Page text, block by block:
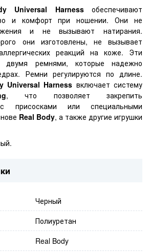
Universal Harnessобеспечивают
и комфорт при ношении. Они не
и не вызывают натирания.
они изготовлены, не вызывает
реакций на коже. Эти
двумя ремнями, которые надежно
Ремни регулируются по длине.
Universal Harness включает систему
, что позволяет закрепить
присосками или специальными
Real Body, а также другие игрушки
Черный
Полиуретан
Real Body